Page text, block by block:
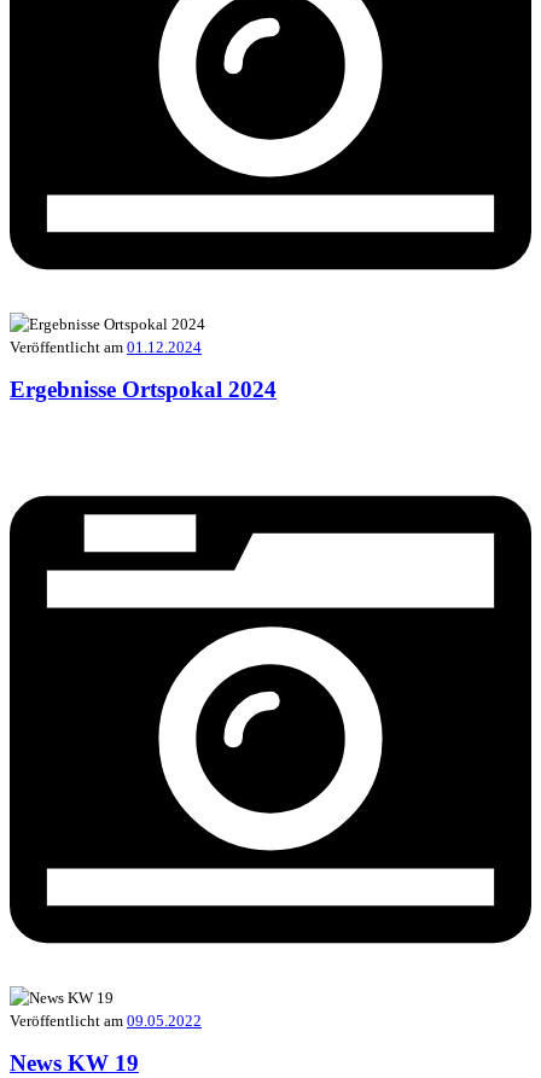
Veröffentlicht am 01.12.2024
Ergebnisse Ortspokal 2024
Veröffentlicht am 09.05.2022
News KW 19